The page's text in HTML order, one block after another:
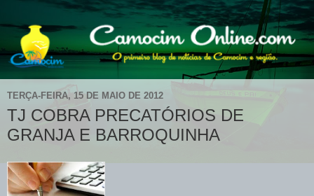
TERÇA-FEIRA, 15 DE MAIO DE 2012
TJ COBRA PRECATÓRIOS DE
GRANJA E BARROQUINHA